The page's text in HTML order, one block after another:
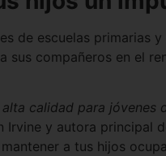
escuelas primarias
compañeros en el
calidad para jóvenes
Irvine y autora principal
a tus hijos